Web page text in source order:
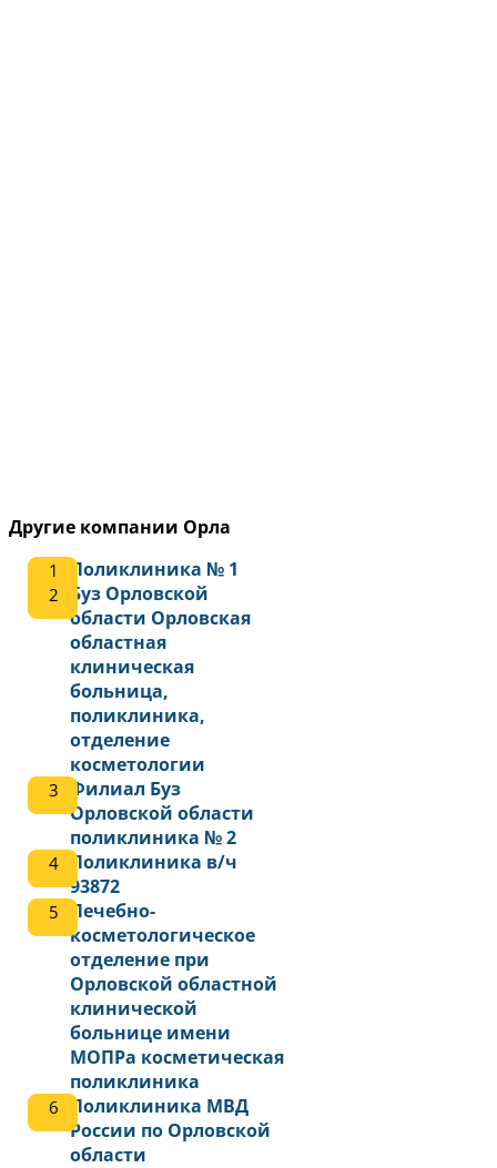
Другие компании Орла
Поликлиника № 1
Буз Орловской
области Орловская
областная
клиническая
больница,
поликлиника,
отделение
косметологии
Филиал Буз
Орловской области
поликлиника № 2
Поликлиника в/ч
93872
Лечебно-
косметологическое
отделение при
Орловской областной
клинической
больнице имени
МОПРа косметическая
поликлиника
Поликлиника МВД
России по Орловской
области